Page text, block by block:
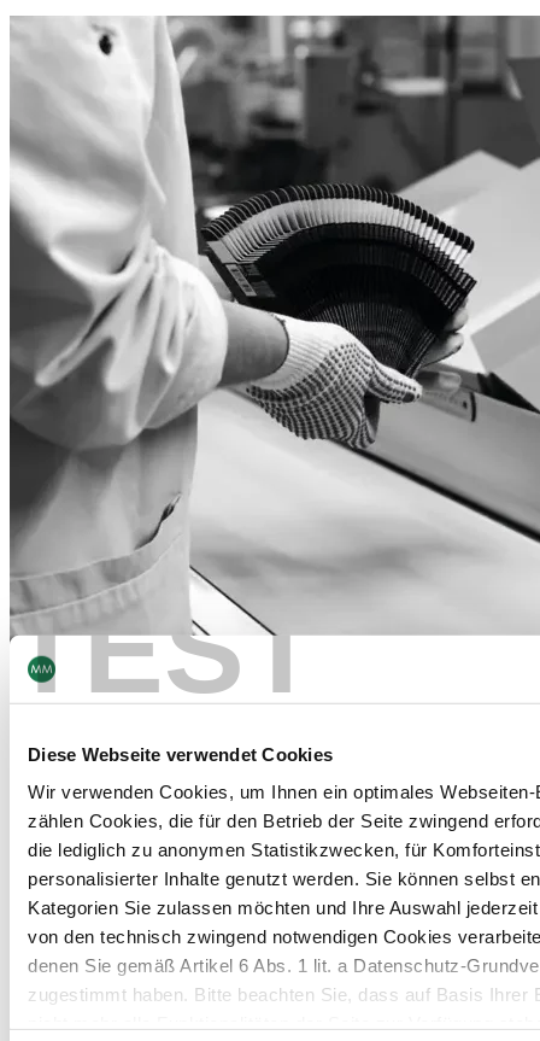
TEST
Diese Webseite verwendet Cookies
Wir verwenden Cookies, um Ihnen ein optimales
zählen Cookies, die für den Betrieb der Seite zwingend
die lediglich zu anonymen Statistikzwecken, für
personalisierter Inhalte genutzt werden. Sie können selbst
Kategorien Sie zulassen möchten und Ihre Auswahl
von den technisch zwingend notwendigen Cookies
denen Sie gemäß Artikel 6 Abs. 1 lit. a Datenschutz-
zugestimmt haben. Bitte beachten Sie, dass auf Basis Ihrer
PACKAGING
News